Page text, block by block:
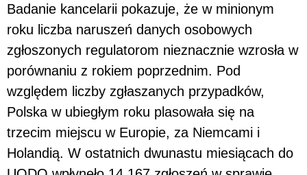
Badanie kancelarii pokazuje, że w minionym
roku liczba naruszeń danych osobowych
zgłoszonych regulatorom nieznacznie wzrosła w
porównaniu z rokiem poprzednim. Pod
względem liczby zgłaszanych przypadków,
Polska w ubiegłym roku plasowała się na
trzecim miejscu w Europie, za Niemcami i
Holandią. W ostatnich dwunastu miesiącach do